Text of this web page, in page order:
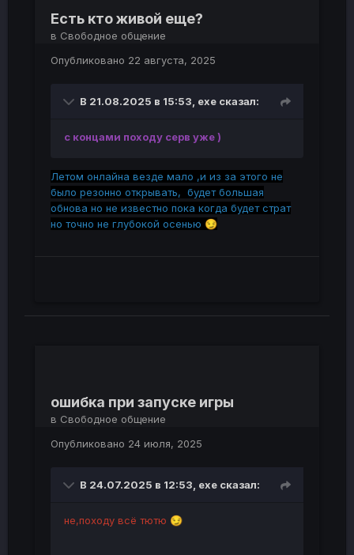
Есть кто живой еще?
в Свободное общение
Опубликовано 22 августа, 2025
В 21.08.2025 в 15:53, exe сказал:
с концами походу серв уже )
Летом онлайна везде мало ,и из за этого не
было резонно открывать, будет большая
обнова но не известно пока когда будет страт
но точно не глубокой осенью 😏
ошибка при запуске игры
в Свободное общение
Опубликовано 24 июля, 2025
В 24.07.2025 в 12:53, exe сказал:
не,походу всё тютю 😏